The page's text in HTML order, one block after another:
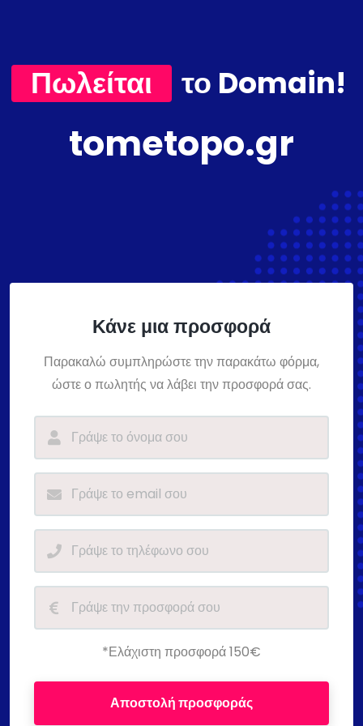
Πωλείται το Domain!
tometopo.gr
Κάνε μια προσφορά
Παρακαλώ συμπληρώστε την παρακάτω φόρμα,
ώστε ο πωλητής να λάβει την προσφορά σας.
*Ελάχιστη προσφορά 150€
Αποστολή προσφοράς